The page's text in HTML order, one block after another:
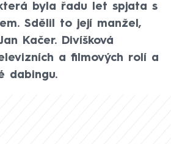
byla řadu let spjata s
Sdělil to její manžel,
Kačer. Divíšková
a filmových rolí a
dabingu.